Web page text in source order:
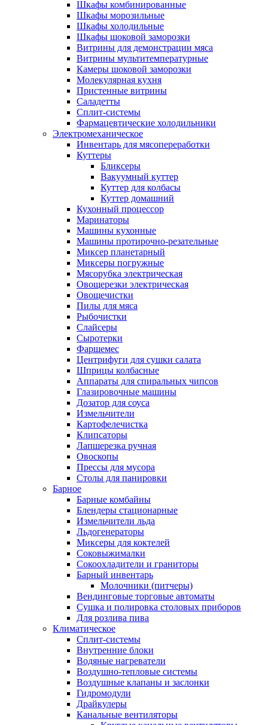
Шкафы комбинированные
Шкафы морозильные
Шкафы холодильные
Шкафы шоковой заморозки
Витрины для демонстрации мяса
Витрины мультитемпературные
Камеры шоковой заморозки
Молекулярная кухня
Пристенные витрины
Саладетты
Сплит-системы
Фармацевтические холодильники
Электромеханическое
Инвентарь для мясопереработки
Куттеры
Бликсеры
Вакуумный куттер
Куттер для колбасы
Куттер домашний
Кухонный процессор
Маринаторы
Машины кухонные
Машины протирочно-резательные
Миксер планетарный
Миксеры погружные
Мясорубка электрическая
Овощерезки электрическая
Овощечистки
Пилы для мяса
Рыбочистки
Слайсеры
Сыротерки
Фаршемес
Центрифуги для сушки салата
Шприцы колбасные
Аппараты для спиральных чипсов
Глазировочные машины
Дозатор для соуса
Измельчители
Картофелечистка
Клипсаторы
Лапшерезка ручная
Овоскопы
Прессы для мусора
Столы для панировки
Барное
Барные комбайны
Блендеры стационарные
Измельчители льда
Льдогенераторы
Миксеры для коктелей
Соковыжималки
Сокоохладители и граниторы
Барный инвентарь
Молочники (питчеры)
Вендинговые торговые автоматы
Сушка и полировка столовых приборов
Для розлива пива
Климатическое
Сплит-системы
Внутренние блоки
Водяные нагреватели
Воздушно-тепловые системы
Воздушные клапаны и заслонки
Гидромодули
Драйкулеры
Канальные вентиляторы